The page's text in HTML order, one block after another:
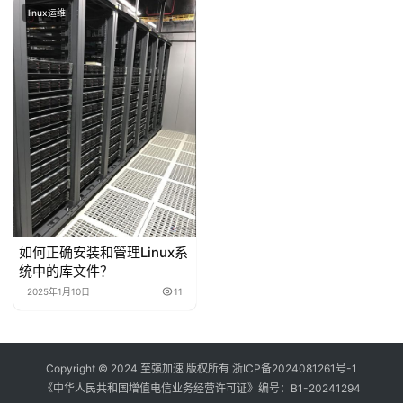
linux运维
如何正确安装和管理Linux系
统中的库文件？
2025年1月10日 11
Copyright © 2024 至强加速 版权所有 浙ICP备2024081261号-1
《中华人民共和国增值电信业务经营许可证》编号： B1-20241294